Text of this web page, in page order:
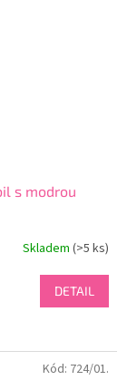
s modrou
Skladem(>5 ks)
DETAIL
Kód: 724/01.